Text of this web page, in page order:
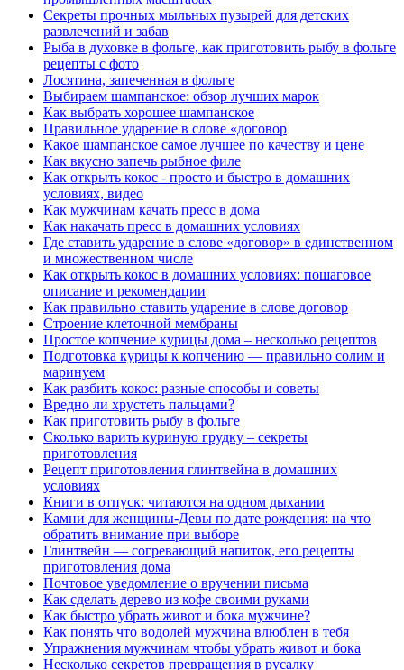
Секреты прочных мыльных пузырей для детских
развлечений и забав
Рыба в духовке в фольге, как приготовить рыбу в фольге
рецепты с фото
Лосятина, запеченная в фольге
Выбираем шампанское: обзор лучших марок
Как выбрать хорошее шампанское
Правильное ударение в слове «договор
Какое шампанское самое лучшее по качеству и цене
Как вкусно запечь рыбное филе
Как открыть кокос - просто и быстро в домашних
условиях, видео
Как мужчинам качать пресс в дома
Как накачать пресс в домашних условиях
Где ставить ударение в слове «договор» в единственном
и множественном числе
Как открыть кокос в домашних условиях: пошаговое
описание и рекомендации
Как правильно ставить ударение в слове договор
Строение клеточной мембраны
Простое копчение курицы дома – несколько рецептов
Подготовка курицы к копчению — правильно солим и
маринуем
Как разбить кокос: разные способы и советы
Вредно ли хрустеть пальцами?
Как приготовить рыбу в фольге
Сколько варить куриную грудку – секреты
приготовления
Рецепт приготовления глинтвейна в домашних
условиях
Книги в отпуск: читаются на одном дыхании
Камни для женщины-Девы по дате рождения: на что
обратить внимание при выборе
Глинтвейн — согревающий напиток, его рецепты
приготовления дома
Почтовое уведомление о вручении письма
Как сделать дерево из кофе своими руками
Как быстро убрать живот и бока мужчине?
Как понять что водолей мужчина влюблен в тебя
Упражнения мужчинам чтобы убрать живот и бока
Несколько секретов превращения в русалку